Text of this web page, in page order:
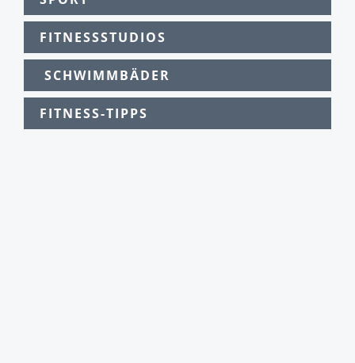
FITNESSSTUDIOS
SCHWIMMBÄDER
FITNESS-TIPPS